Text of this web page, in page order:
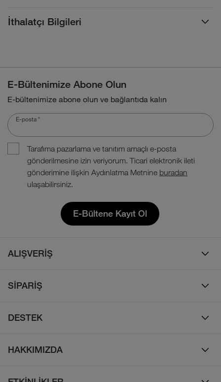
İthalatçı Bilgileri
E-Bültenimize Abone Olun
E-bültenimize abone olun ve bağlantıda kalın
E-posta *
Tarafıma pazarlama ve tanıtım amaçlı e-posta
gönderilmesine izin veriyorum. Ticari elektronik ileti
gönderimine ilişkin Aydınlatma Metnine buradan
ulaşabilirsiniz.
E-Bültene Kayıt Ol
ALIŞVERİŞ
Çocuk
Ayakkabı
SİPARİŞ
İade Politikası
DESTEK
Sıkça Sorulan Sorular
HAKKIMIZDA